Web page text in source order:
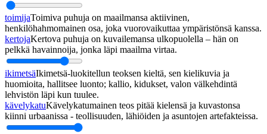
toimijaToimiva puhuja on maailmansa aktiivinen,
henkilöhahmomainen osa, joka vuorovaikuttaa ympäristönsä kanssa.
kertojaKertova puhuja on kuvailemansa ulkopuolella – hän on
pelkkä havainnoija, jonka läpi maailma virtaa.
ikimetsäIkimetsä-luokitellun teoksen kieltä, sen kielikuvia ja
huomioita, hallitsee luonto; kallio, kidukset, valon välkehdintä
lehvistön läpi kun tuulee.
kävelykatuKävelykatumainen teos pitää kielensä ja kuvastonsa
kiinni urbaanissa - teollisuuden, lähiöiden ja asuntojen artefakteissa.